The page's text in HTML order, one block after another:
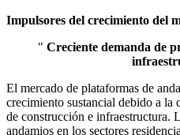
Impulsores del crecimiento del
" Creciente demanda de
El mercado de plataformas de
crecimiento sustancial debido a la
de construcción e infraestructura.
andamios en los sectores